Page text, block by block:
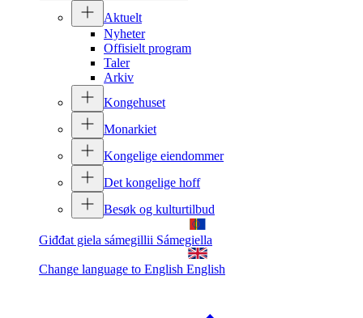
Aktuelt
Nyheter
Offisielt program
Taler
Arkiv
Kongehuset
Monarkiet
Kongelige eiendommer
Det kongelige hoff
Besøk og kulturtilbud
Giđđat giela sámegillii Sámegiella
Change language to English English